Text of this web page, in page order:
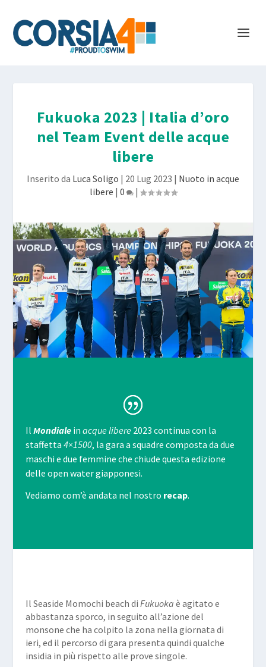
Fukuoka 2023 | Italia d’oro
nel Team Event delle acque
libere
Inserito da Luca Soligo | 20 Lug 2023 | Nuoto in acque
libere | 0 |
Il Mondialein acque libere2023 continua con la
staffetta 4×1500, la gara a squadre composta da due
maschi e due femmine che chiude questa edizione
delle open water giapponesi.
Vediamo com’è andata nel nostro recap.
Il Seaside Momochi beach di Fukuoka è agitato e
abbastanza sporco, in seguito all’azione del
monsone che ha colpito la zona nella giornata di
ieri, ed il percorso di gara presenta quindi qualche
insidia in più rispetto alle prove singole.